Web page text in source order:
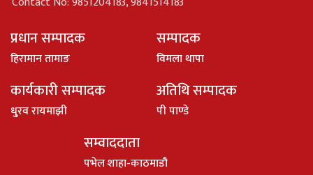
प्रधान सम्पादक
हिरामान तामाङ
सम्पादक
विमला थापा
कार्यकारी सम्पादक
धु्रव रायमाझी
अतिथि सम्पादक
पी पाण्डे
सम्वाददाता
पभेल शाहा-काठमाडौ